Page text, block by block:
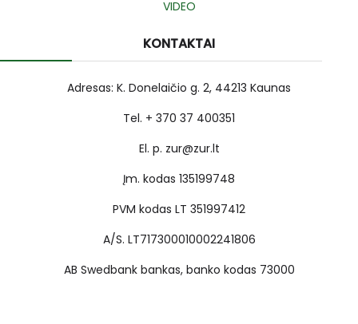
VIDEO
KONTAKTAI
Adresas: K. Donelaičio g. 2, 44213 Kaunas
Tel. + 370 37 400351
El. p. zur@zur.lt
Įm. kodas 135199748
PVM kodas LT 351997412
A/S. LT717300010002241806
AB Swedbank bankas, banko kodas 73000